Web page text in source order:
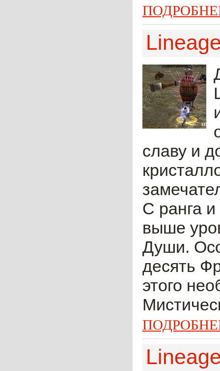
славу и
C ранга
выше
Души.
десять
этого